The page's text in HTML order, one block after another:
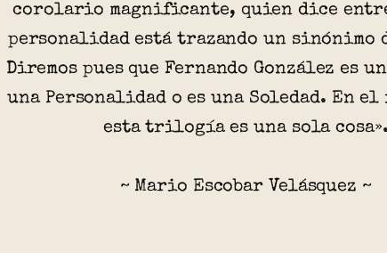
corolario magnificante, quien dice
personalidad está trazando un sinónimo
Diremos pues que Fernando González es
una Personalidad o es una Soledad. En
esta trilogía es una sola cosa».
~ Mario Escobar Velásquez ~